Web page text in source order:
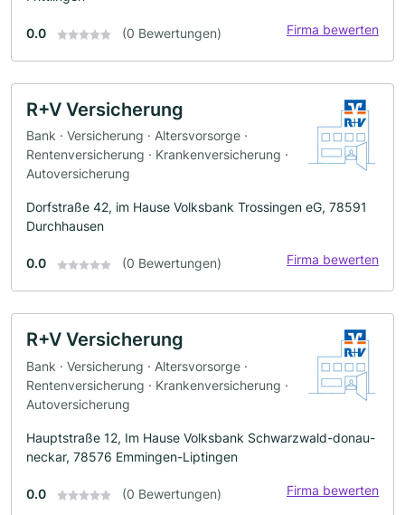
0.0 (0 Bewertungen) Firma bewerten
R+V Versicherung
Bank · Versicherung · Altersvorsorge ·
Rentenversicherung · Krankenversicherung ·
Autoversicherung
Dorfstraße 42, im Hause Volksbank Trossingen eG, 78591
Durchhausen
0.0 (0 Bewertungen) Firma bewerten
R+V Versicherung
Bank · Versicherung · Altersvorsorge ·
Rentenversicherung · Krankenversicherung ·
Autoversicherung
Hauptstraße 12, Im Hause Volksbank Schwarzwald-donau-
neckar, 78576 Emmingen-Liptingen
0.0 (0 Bewertungen) Firma bewerten